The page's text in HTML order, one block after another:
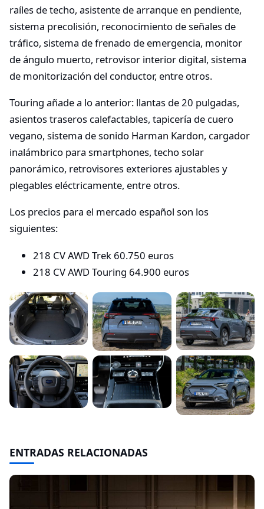
raíles de techo, asistente de arranque en pendiente,
sistema precolisión, reconocimiento de señales de
tráfico, sistema de frenado de emergencia, monitor
de ángulo muerto, retrovisor interior digital, sistema
de monitorización del conductor, entre otros.
Touring añade a lo anterior: llantas de 20 pulgadas,
asientos traseros calefactables, tapicería de cuero
vegano, sistema de sonido Harman Kardon, cargador
inalámbrico para smartphones, techo solar
panorámico, retrovisores exteriores ajustables y
plegables eléctricamente, entre otros.
Los precios para el mercado español son los
siguientes:
218 CV AWD Trek 60.750 euros
218 CV AWD Touring 64.900 euros
ENTRADAS RELACIONADAS